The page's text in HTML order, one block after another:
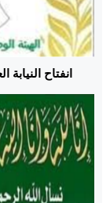
انفتاح